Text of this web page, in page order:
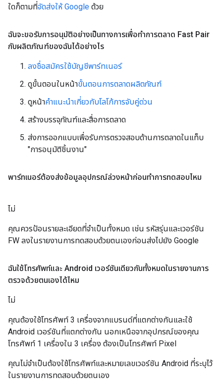
ใดก็ตามที่จัดส่งให้ Google ด้วย
ฉันจะขอรับการอนุมัติอย่างเป็นทางการเพื่อทำการตลาด Fast Pair
กับผลิตภัณฑ์ของฉันได้อย่างไร
ลงชื่อสมัครใช้บัญชีพาร์ทเนอร์
ดูขั้นตอนในหน้าขั้นตอนการตลาดผลิตภัณฑ์
ดูหน้าคำแนะนำเกี่ยวกับโลโก้การจับคู่ด่วน
สร้างบรรจุภัณฑ์และสื่อการตลาด
ส่งการออกแบบเพื่อรับการตรวจสอบด้านการตลาดในแท็บ
"การอนุมัติชิ้นงาน"
พาร์ทเนอร์ต้องส่งข้อมูลอุปกรณ์ล่วงหน้าก่อนทำการทดสอบไหม
ไม่
คุณควรป้อนรายละเอียดที่จำเป็นทั้งหมด เช่น รหัสรุ่นและเวอร์ชัน
FW ลงในรายงานการทดสอบด้วยตนเองก่อนส่งไปยัง Google
ฉันใช้โทรศัพท์และ Android เวอร์ชันเดียวกันทั้งหมดในรายงานการ
ตรวจด้วยตนเองได้ไหม
ไม่
คุณต้องใช้โทรศัพท์ 3 เครื่องจากแบรนด์ที่แตกต่างกันและใช้
Android เวอร์ชันที่แตกต่างกัน นอกเหนือจากอุปกรณ์ของคุณ
โทรศัพท์ 1 เครื่องใน 3 เครื่อง ต้องเป็นโทรศัพท์ Pixel
คุณไม่จำเป็นต้องใช้โทรศัพท์และหมายเลขเวอร์ชัน Android ที่ระบุไว้
ในรายงานการทดสอบด้วยตนเอง